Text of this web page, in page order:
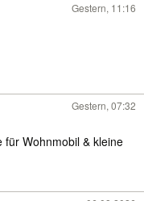
Gestern, 11:16
Gestern, 07:32
für Wohnmobil & kleine